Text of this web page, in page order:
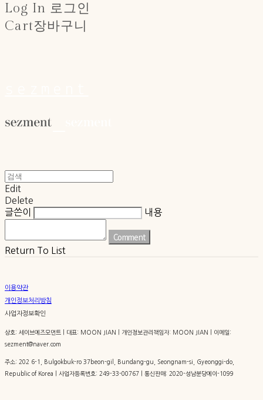
Log In 로그인
Cart장바구니
Edit
Delete
글쓴이
내용
Comment
Return To List
이용약관
개인정보처리방침
사업자정보확인
상호: 세이브에즈모먼트 | 대표: MOON JIAN | 개인정보관리책임자: MOON JIAN | 이메일:
sezment@naver.com
주소: 202 6-1, Bulgokbuk-ro 37beon-gil, Bundang-gu, Seongnam-si, Gyeonggi-do,
Republic of Korea | 사업자등록번호: 249-33-00767 | 통신판매: 2020-성남분당에이-1099